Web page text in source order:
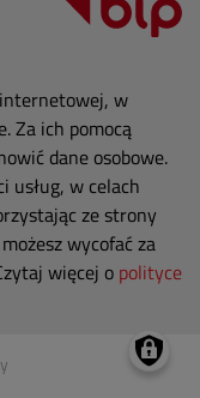
w
Za ich pomocą
dane osobowe.
usług, w celach
ze strony
wycofać za
więcej o polityce